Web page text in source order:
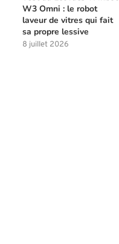
W3 Omni : le robot
laveur de vitres qui fait
sa propre lessive
8 juillet 2026